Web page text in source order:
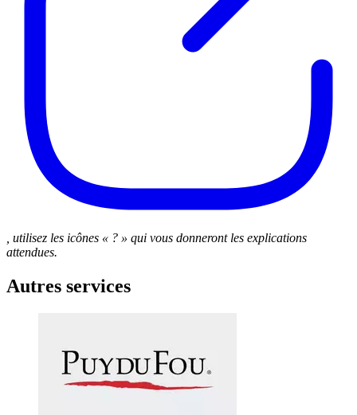
, utilisez les icônes « ? » qui vous donneront les explications
attendues.
Autres services